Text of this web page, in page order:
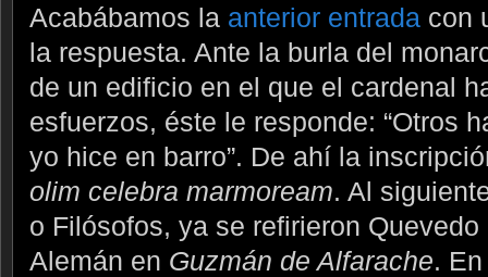
Acabábamos la anterior entrada con
la respuesta. Ante la burla del
de un edificio en el que el cardenal
esfuerzos, éste le responde: “Otros
yo hice en barro”. De ahí la
olim celebra marmoream. Al
o Filósofos, ya se refirieron
Alemán en Guzmán de Alfarache.